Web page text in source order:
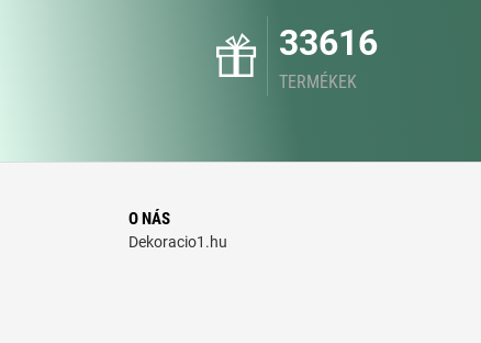
33616
TERMÉKEK
O NÁS
Dekoracio1.hu